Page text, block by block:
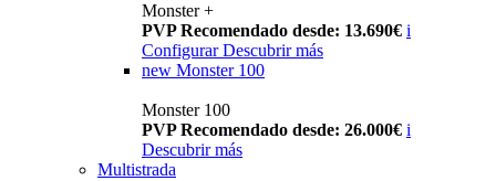
Monster +
PVP Recomendado desde: 13.690€ i
Configurar Descubrir más
new Monster 100
Monster 100
PVP Recomendado desde: 26.000€ i
Descubrir más
Multistrada